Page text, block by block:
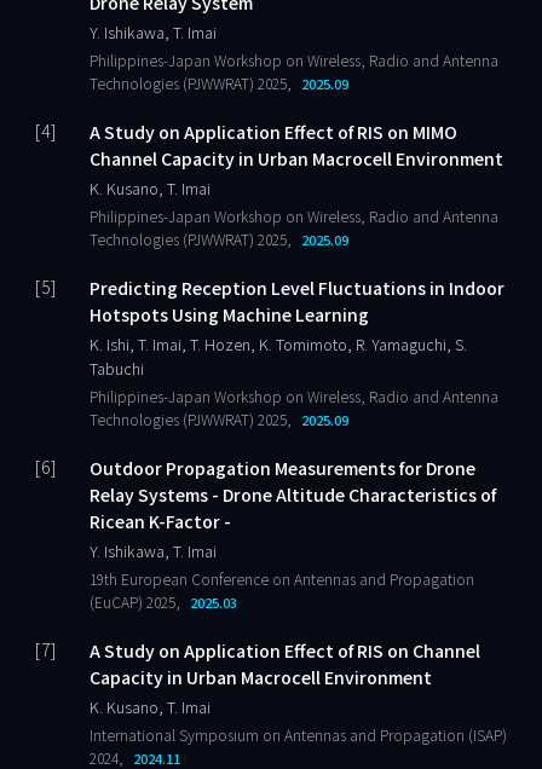
Y. Ishikawa, T. Imai
Philippines-Japan Workshop on Wireless, Radio and Antenna
Technologies (PJWWRAT) 2025,
2025.09
A Study on Application Effect of RIS on MIMO
Channel Capacity in Urban Macrocell Environment
K. Kusano, T. Imai
Philippines-Japan Workshop on Wireless, Radio and Antenna
Technologies (PJWWRAT) 2025,
2025.09
Predicting Reception Level Fluctuations in Indoor
Hotspots Using Machine Learning
K. Ishi, T. Imai, T. Hozen, K. Tomimoto, R. Yamaguchi, S.
Tabuchi
Philippines-Japan Workshop on Wireless, Radio and Antenna
Technologies (PJWWRAT) 2025,
2025.09
Outdoor Propagation Measurements for Drone
Relay Systems - Drone Altitude Characteristics of
Ricean K-Factor -
Y. Ishikawa, T. Imai
19th European Conference on Antennas and Propagation
(EuCAP) 2025,
2025.03
A Study on Application Effect of RIS on Channel
Capacity in Urban Macrocell Environment
K. Kusano, T. Imai
International Symposium on Antennas and Propagation (ISAP)
2024,
2024.11